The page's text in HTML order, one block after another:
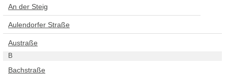
An der Steig
Aulendorfer Straße
Austraße
B
Bachstraße